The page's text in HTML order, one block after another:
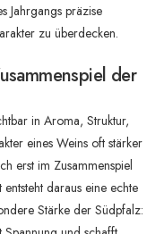
Jahrgangs präzise
zu überdecken.
der
in Aroma, Struktur,
eines Weins oft stärker
erst im Zusammenspiel
daraus eine echte
Stärke der Südpfalz: